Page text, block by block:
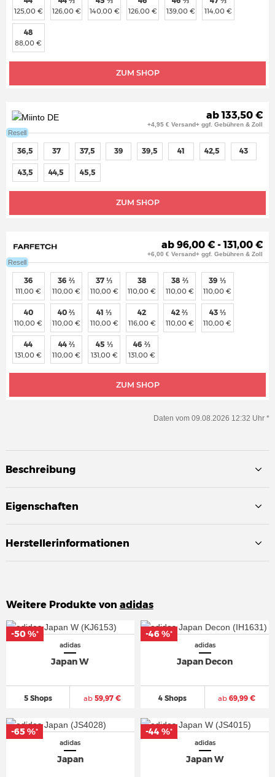
ZUM SHOP
125,00 € 126,00 € 140,00 € 126,00 € 139,00 € 114,00 €
48
88,00 €
Resell
ab 133,50 €
+4,95 € Versand+ ggf. Gebühren & Zoll
ZUM SHOP
36,5 37 37,5 39 39,5 41 42,5 43
43,5 44,5 45,5
Resell
ab 96,00 € - 131,00 €
+6,00 € Versand+ ggf. Gebühren & Zoll
ZUM SHOP
36
111,00 €
36 ⅔
110,00 €
37 ⅓
110,00 €
38
110,00 €
38 ⅔
110,00 €
39 ⅓
110,00 €
40
110,00 €
40 ⅔
110,00 €
41 ⅓
110,00 €
42
116,00 €
42 ⅔
110,00 €
43 ⅓
110,00 €
44
131,00 €
44 ⅔
110,00 €
45 ⅓
131,00 €
46 ⅔
131,00 €
Daten vom 09.08.2026 12:32 Uhr *
Beschreibung
Eigenschaften
Herstellerinformationen
Weitere Produkte von adidas
adidas
Japan W
5 Shops ab59,97 €
-50 %*
-50 %*
adidas
Japan Decon
4 Shops ab 69,99 €
-46 %*
-46 %*
adidas
Japan
-65 %*
-65 %*
adidas
Japan W
-44 %*
-44 %*